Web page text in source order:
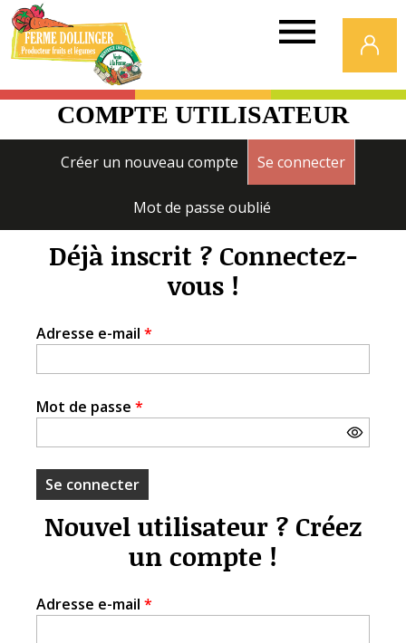
COMPTE UTILISATEUR
Onglets
principaux
Créer un nouveau compte Se connecter(onglet
Mot de passe oublié
Déjà inscrit ? Connectez-
vous !
Adresse e-mail *
Mot de passe *
Nouvel utilisateur ? Créez
un compte !
Adresse e-mail *